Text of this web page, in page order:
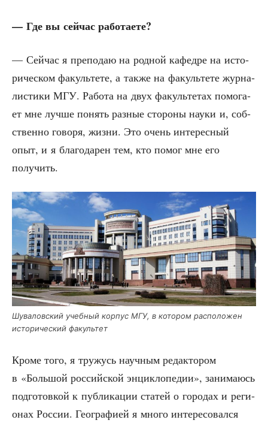
— Где вы сей­час работаете?
— Сей­час я пре­по­даю на род­ной кафед­ре на исто­
ри­че­ском факуль­те­те, а так­же на факуль­те­те жур­на­
ли­сти­ки МГУ. Рабо­та на двух факуль­те­тах помо­га­
ет мне луч­ше понять раз­ные сто­ро­ны нау­ки и, соб­
ствен­но гово­ря, жиз­ни. Это очень инте­рес­ный
опыт, и я бла­го­да­рен тем, кто помог мне его
получить.
Шува­лов­ский учеб­ный кор­пус МГУ, в кото­ром рас­по­ло­жен
исто­ри­че­ский факультет
Кро­ме того, я тру­жусь науч­ным редак­то­ром
в «Боль­шой рос­сий­ской энцик­ло­пе­дии», зани­ма­юсь
под­го­тов­кой к пуб­ли­ка­ции ста­тей о горо­дах и реги­
о­нах Рос­сии. Гео­гра­фи­ей я мно­го инте­ре­со­вал­ся